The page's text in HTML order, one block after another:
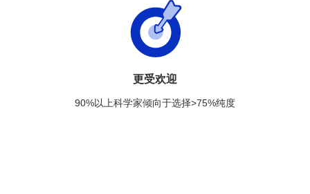
更受欢迎
90%以上科学家倾向于选择>75%纯度